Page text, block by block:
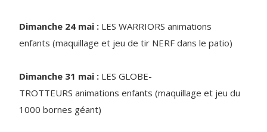
Dimanche 24 mai : LES WARRIORS animations
enfants (maquillage et jeu de tir NERF dans le patio)
Dimanche 31 mai : LES GLOBE-
TROTTEURS animations enfants (maquillage et jeu du
1000 bornes géant)